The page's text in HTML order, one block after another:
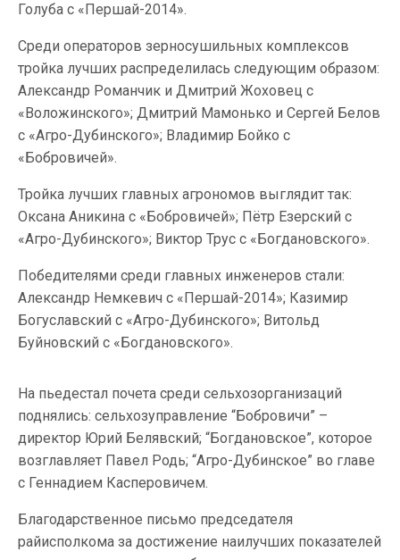
Голуба с «Першай-2014».
Среди операторов зерносушильных комплексов
тройка лучших распределилась следующим образом:
Александр Романчик и Дмитрий Жоховец с
«Воложинского»; Дмитрий Мамонько и Сергей Белов
с «Агро-Дубинского»; Владимир Бойко с
«Бобровичей».
Тройка лучших главных агрономов выглядит так:
Оксана Аникина с «Бобровичей»; Пётр Езерский с
«Агро-Дубинского»; Виктор Трус с «Богдановского».
Победителями среди главных инженеров стали:
Александр Немкевич с «Першай-2014»; Казимир
Богуславский с «Агро-Дубинского»; Витольд
Буйновский с «Богдановского».
На пьедестал почета среди сельхозорганизаций
поднялись: сельхозуправление “Бобровичи” –
директор Юрий Белявский; “Богдановское”, которое
возглавляет Павел Родь; “Агро-Дубинское” во главе
с Геннадием Касперовичем.
Благодарственное письмо председателя
райисполкома за достижение наилучших показателей